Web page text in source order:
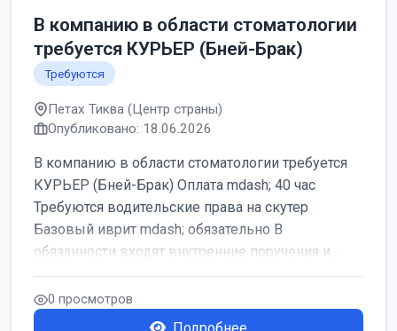
В компанию в области стоматологии
требуется КУРЬЕР (Бней-Брак)
Требуются
Петах Тиква (Центр страны)
Опубликовано: 18.06.2026
В компанию в области стоматологии требуется
КУРЬЕР (Бней-Брак) Оплата mdash; 40 час
Требуются водительские права на скутер
Базовый иврит mdash; обязательно В
обязанности входят внутренние поручения и ...
0 просмотров